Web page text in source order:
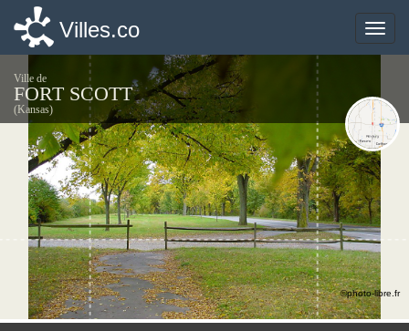
Toggle
Villes.co
Ville de
FORT SCOTT
(Kansas)
©photo-libre.fr
Toggle
Villes.co